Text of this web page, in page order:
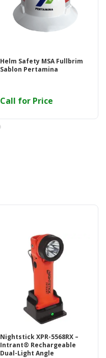
Helm Safety MSA Fullbrim
Sablon Pertamina
Call for Price
Nightstick XPR-5568RX –
Intrant® Rechargeable
Dual-Light Angle